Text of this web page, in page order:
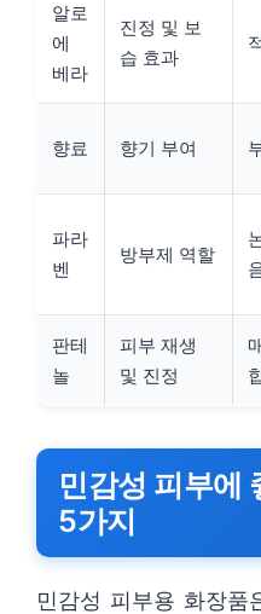
알로
에
베라
진정 및 보
습 효과
향료 향기 부여
파라
벤
방부제 역할
판테
놀
피부 재생
및 진정
민감성 피부에
5가지
민감성 피부용 화장품